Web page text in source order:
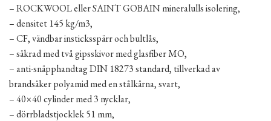
– ROCKWOOL eller SAINT GOBAIN mineralulls isolering,
– densitet 145 kg/m3,
– CF, vändbar insticksspärr och bultlås,
– säkrad med två gipsskivor med glasfiber MO,
– anti-snäpphandtag DIN 18273 standard, tillverkad av
brandsäker polyamid med en stålkärna, svart,
– 40×40 cylinder med 3 nycklar,
– dörrbladstjocklek 51 mm,